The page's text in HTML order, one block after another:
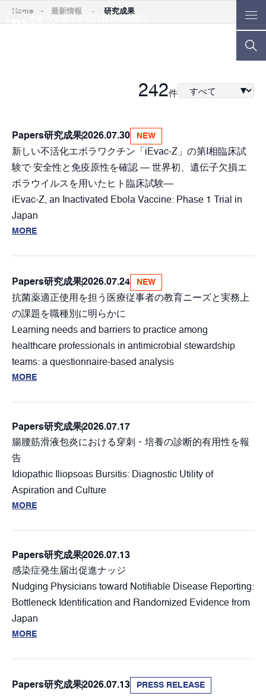
Papers
Home - 最新情報 - 研究成果
242件
Papers研究成果2026.07.30 NEW
新しい不活化エボラワクチン「iEvac-Z」の第I相臨床試
験で 安全性と免疫原性を確認 ― 世界初、遺伝子欠損エ
ボラウイルスを用いたヒト臨床試験―
iEvac-Z, an Inactivated Ebola Vaccine: Phase 1 Trial in
Japan
MORE
Papers研究成果2026.07.24 NEW
抗菌薬適正使用を担う医療従事者の教育ニーズと実務上
の課題を職種別に明らかに
Learning needs and barriers to practice among
healthcare professionals in antimicrobial stewardship
teams: a questionnaire-based analysis
MORE
Papers研究成果2026.07.17
腸腰筋滑液包炎における穿刺・培養の診断的有用性を報
告
Idiopathic Iliopsoas Bursitis: Diagnostic Utility of
Aspiration and Culture
MORE
Papers研究成果2026.07.13
感染症発生届出促進ナッジ
Nudging Physicians toward Notifiable Disease Reporting:
Bottleneck Identification and Randomized Evidence from
Japan
MORE
Papers研究成果2026.07.13 PRESS RELEASE